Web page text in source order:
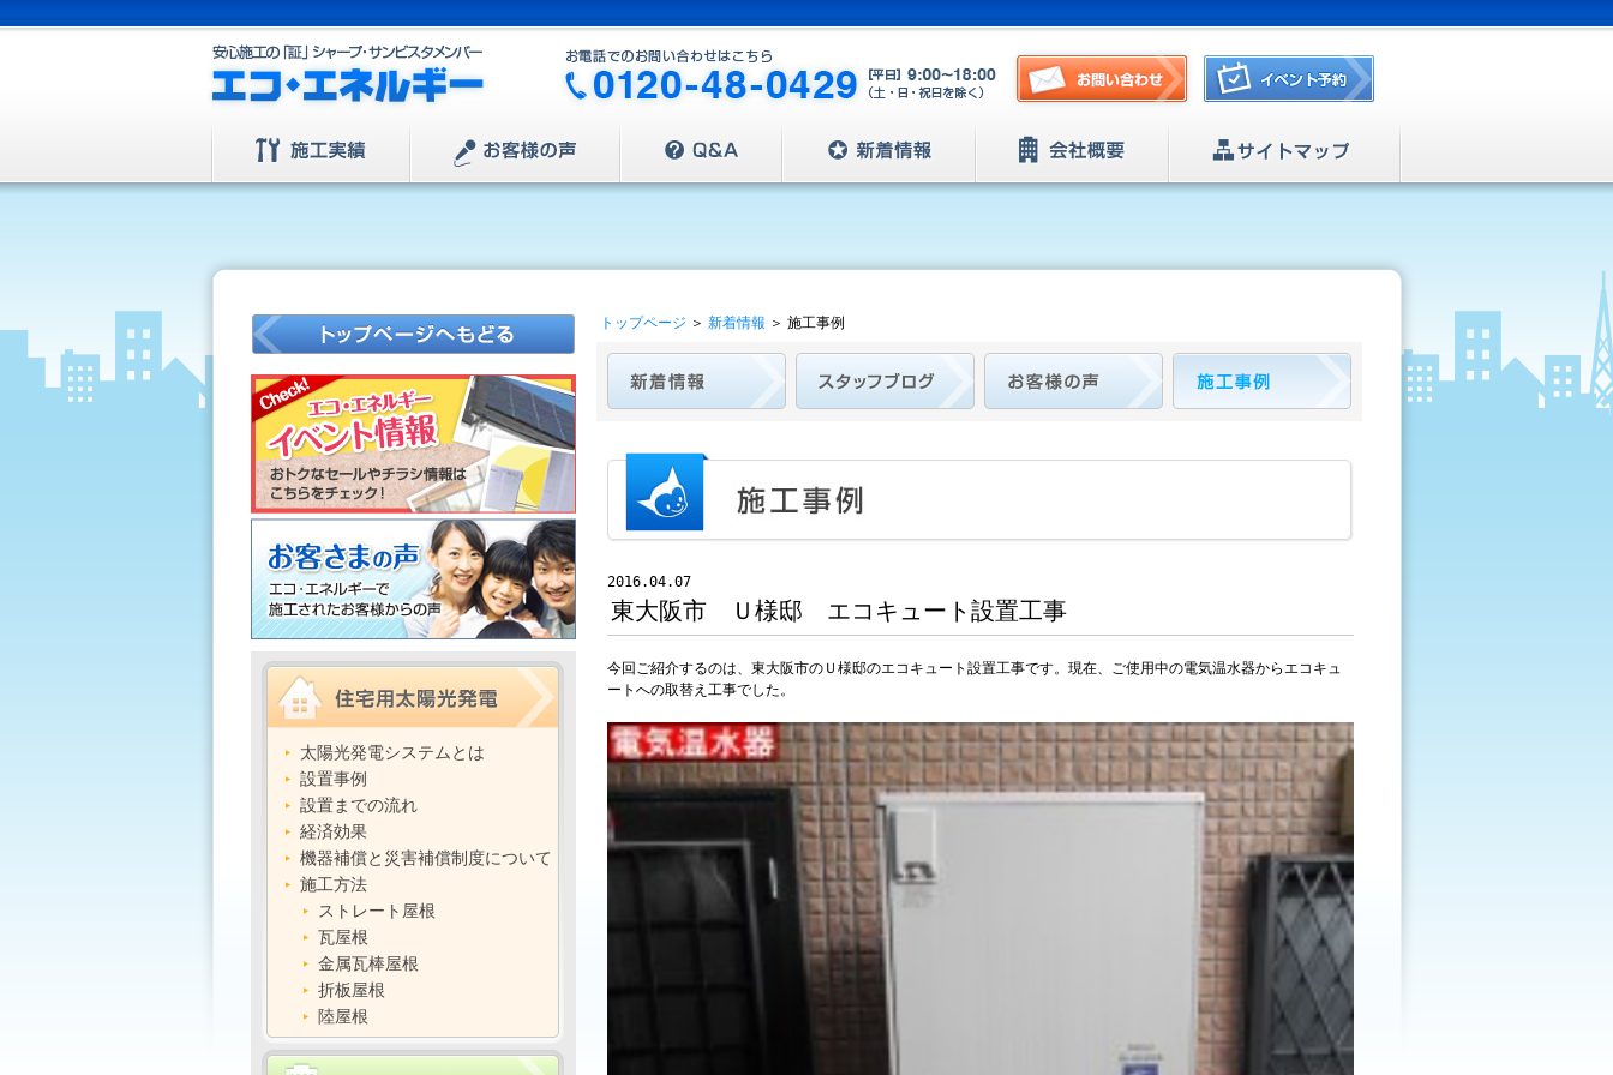
太陽光発電システムとは
設置事例
設置までの流れ
経済効果
機器補償と災害補償制度について
施工方法
ストレート屋根
瓦屋根
金属瓦棒屋根
折板屋根
陸屋根
トップページ ＞ 新着情報 ＞ 施工事例
2016.04.07
東大阪市 Ｕ様邸 エコキュート設置工事
今回ご紹介するのは、東大阪市のＵ様邸のエコキュート設置工事です。現在、ご使用中の電気温水器からエコキュ
ートへの取替え工事でした。